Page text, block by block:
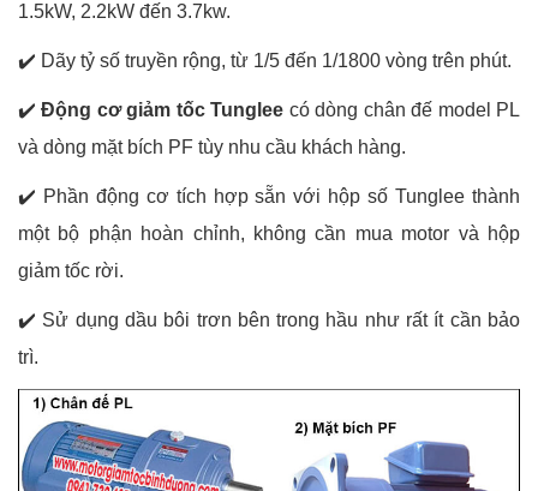
1.5kW, 2.2kW đến 3.7kw.
✔️ Dãy tỷ số truyền rộng, từ 1/5 đến 1/1800 vòng trên phút.
✔️Động cơ giảm tốc Tunglee có dòng chân đế model PL
và dòng mặt bích PF tùy nhu cầu khách hàng.
✔️ Phần động cơ tích hợp sẵn với hộp số Tunglee thành
một bộ phận hoàn chỉnh, không cần mua motor và hộp
giảm tốc rời.
✔️ Sử dụng dầu bôi trơn bên trong hầu như rất ít cần bảo
trì.